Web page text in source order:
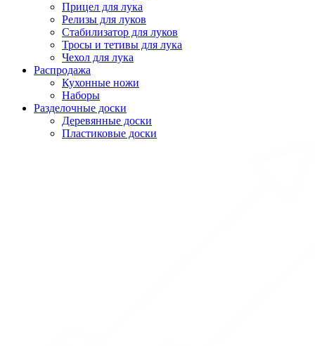
Прицел для лука
Релизы для луков
Стабилизатор для луков
Тросы и тетивы для лука
Чехол для лука
Распродажа
Кухонные ножи
Наборы
Разделочные доски
Деревянные доски
Пластиковые доски